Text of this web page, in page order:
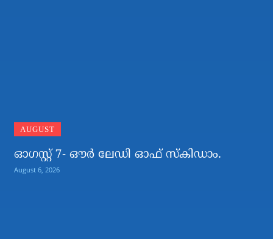
AUGUST
ഓഗസ്റ്റ് 7- ഔര്‍ ലേഡി ഓഫ് സ്‌കിഡാം.
August 6, 2026